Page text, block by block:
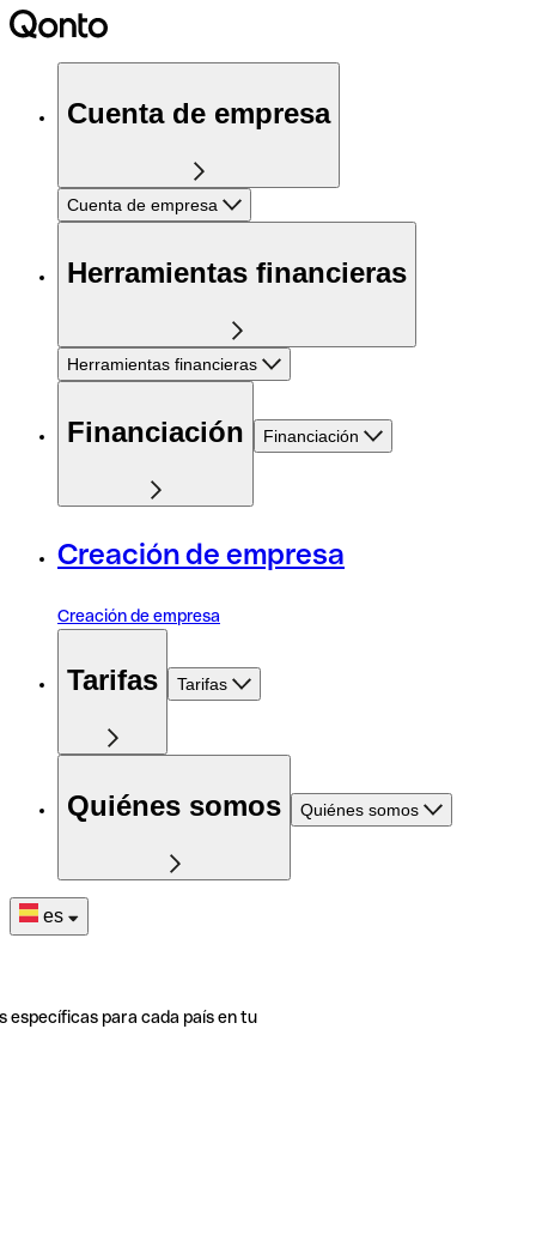
Cuenta de empresa
Cuenta de empresa
Herramientas financieras
Herramientas financieras
Financiación Financiación
Creación de empresa
Creación de empresa
Tarifas Tarifas
Quiénes somos Quiénes somos
es
específicas para cada país en tu